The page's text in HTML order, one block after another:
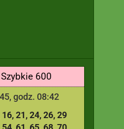
600
godz. 08:42
16 21 24 26 29